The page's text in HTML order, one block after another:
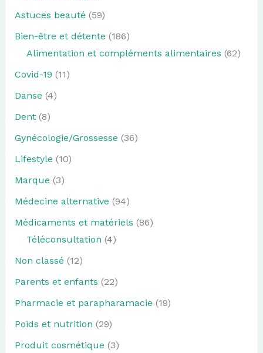
Astuces beauté (59)
Bien-être et détente (186)
Alimentation et compléments alimentaires (62)
Covid-19 (11)
Danse (4)
Dent(8)
Gynécologie/Grossesse (36)
Lifestyle (10)
Marque (3)
Médecine alternative (94)
Médicaments et matériels (86)
Téléconsultation (4)
Non classé (12)
Parents et enfants (22)
Pharmacie et parapharamacie (19)
Poids et nutrition (29)
Produit cosmétique (3)